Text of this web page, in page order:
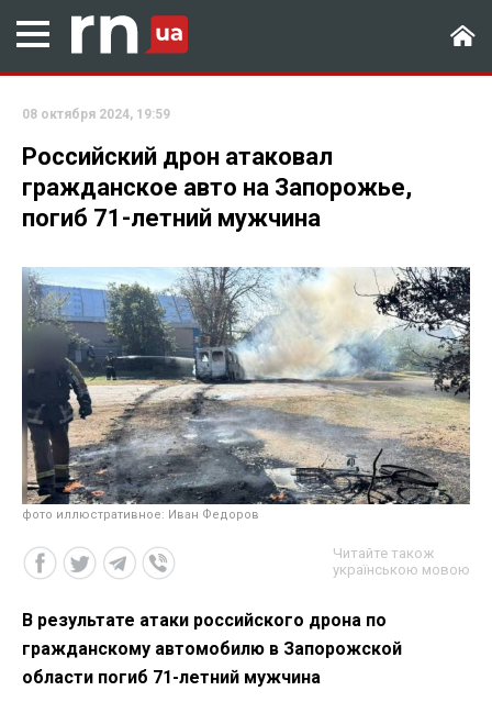
08 октября 2024, 19:59
Российский дрон атаковал
гражданское авто на Запорожье,
погиб 71-летний мужчина
фото иллюстративное: Иван Федоров
Читайте також
українською мовою
В результате атаки российского дрона по
гражданскому автомобилю в Запорожской
области погиб 71-летний мужчина